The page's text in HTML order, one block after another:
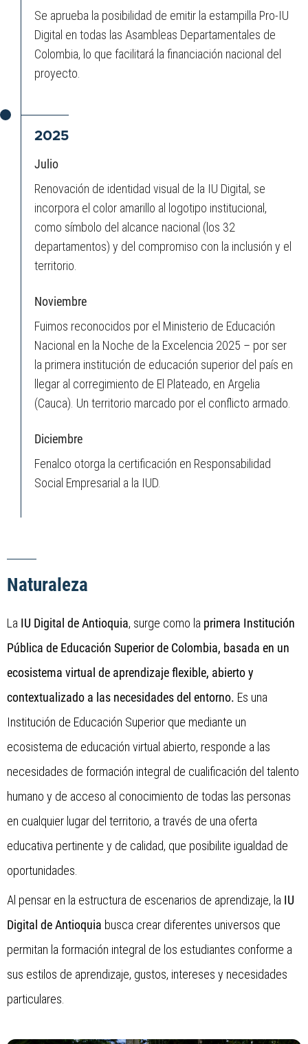
Se aprueba la posibilidad de emitir la estampilla Pro-IU
Digital en todas las Asambleas Departamentales de
Colombia, lo que facilitará la financiación nacional del
proyecto.
2025
Julio
Renovación de identidad visual de la IU Digital, se
incorpora el color amarillo al logotipo institucional,
como símbolo del alcance nacional (los 32
departamentos) y del compromiso con la inclusión y el
territorio.
Noviembre
Fuimos reconocidos por el Ministerio de Educación
Nacional en la Noche de la Excelencia 2025 – por ser
la primera institución de educación superior del país en
llegar al corregimiento de El Plateado, en Argelia
(Cauca). Un territorio marcado por el conflicto armado.
Diciembre
Fenalco otorga la certificación en Responsabilidad
Social Empresarial a la IUD.
Naturaleza
La IU Digital de Antioquia, surge como la primera Institución
Pública de Educación Superior de Colombia, basada en un
ecosistema virtual de aprendizaje flexible, abierto y
contextualizado a las necesidades del entorno. Es una
Institución de Educación Superior que mediante un
ecosistema de educación virtual abierto, responde a las
necesidades de formación integral de cualificación del talento
humano y de acceso al conocimiento de todas las personas
en cualquier lugar del territorio, a través de una oferta
educativa pertinente y de calidad, que posibilite igualdad de
oportunidades.
Al pensar en la estructura de escenarios de aprendizaje, la IU
Digital de Antioquia busca crear diferentes universos que
permitan la formación integral de los estudiantes conforme a
sus estilos de aprendizaje, gustos, intereses y necesidades
particulares.